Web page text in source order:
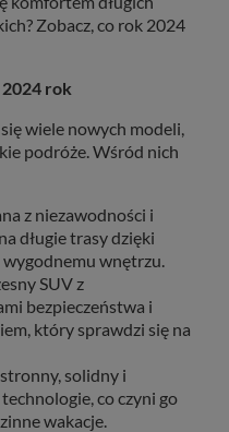
Zobacz, co rok 2024
rok
wiele nowych modeli,
podróże. Wśród nich
z niezawodności i
długie trasy dzięki
wnętrzu.
SUV z
bezpieczeństwa i
który sprawdzi się na
solidny i
co czyni go
wakacje.